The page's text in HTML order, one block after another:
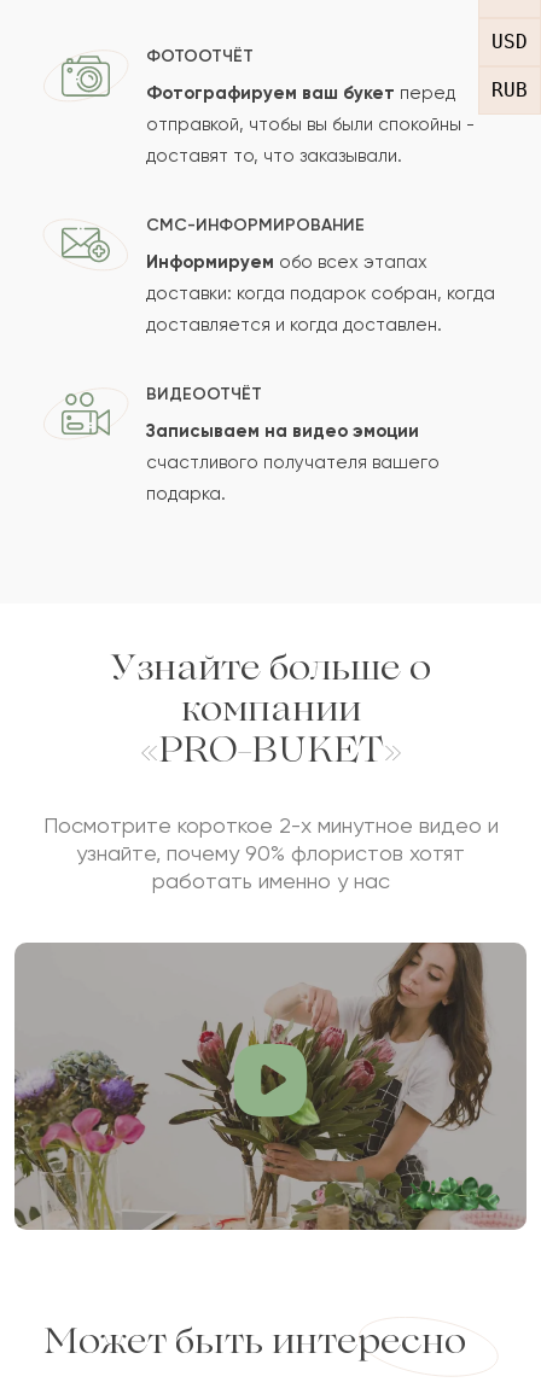
USD
RUB
К Ксения
Показать еще
Ваше имя
Отзыв будет опубликован после проверки.
ОСТАВИТЬ ОТЗЫВ
ФОТООТЧЁТ
Фотографируем ваш букет перед
отправкой, чтобы вы были спокойны -
доставят то, что заказывали.
СМС-ИНФОРМИРОВАНИЕ
Информируем обо всех этапах
доставки: когда подарок собран, когда
доставляется и когда доставлен.
ВИДЕООТЧЁТ
Записываем на видео эмоции
счастливого получателя вашего
подарка.
Узнайте больше о
компании
«PRO-BUKET»
Посмотрите короткое 2-х минутное видео и
узнайте, почему 90% флористов хотят
работать именно у нас
Может быть интересно